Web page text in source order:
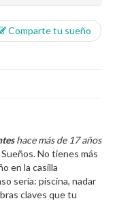
Comparte tu sueño
hace más de 17 años
No tienes más
en la casilla
sería: piscina, nadar
claves que tu